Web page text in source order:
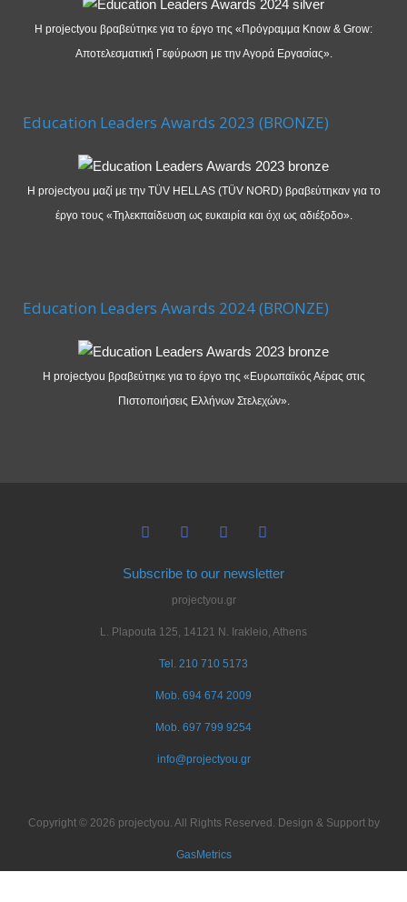
Η projectyou βραβεύτηκε για το έργο της «Πρόγραμμα Know & Grow:
Αποτελεσματική Γεφύρωση με την Αγορά Εργασίας».
Education Leaders Awards 2023 (BRONZE)
Η projectyou μαζί με την TÜV HELLAS (TÜV NORD) βραβεύτηκαν για το
έργο τους «Τηλεκπαίδευση ως ευκαιρία και όχι ως αδιέξοδο».
Education Leaders Awards 2024 (BRONZE)
Η projectyou βραβεύτηκε για το έργο της «Ευρωπαϊκός Αέρας στις
Πιστοποιήσεις Ελλήνων Στελεχών».
Subscribe to our newsletter
projectyou.gr
L. Plapouta 125, 14121 N. Irakleio, Athens
Tel. 210 710 5173
Mob. 694 674 2009
Mob. 697 799 9254
info@projectyou.gr
Copyright © 2026 projectyou. All Rights Reserved. Design & Support by
GasMetrics